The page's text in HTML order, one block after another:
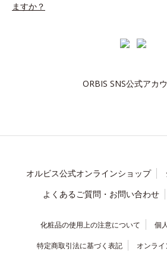
ますか？
ORBIS SNS公式アカ
オルビス公式オンラインショップ
よくあるご質問・お問い合わせ
化粧品の使用上の注意について 個
特定商取引法に基づく表記 オンラ